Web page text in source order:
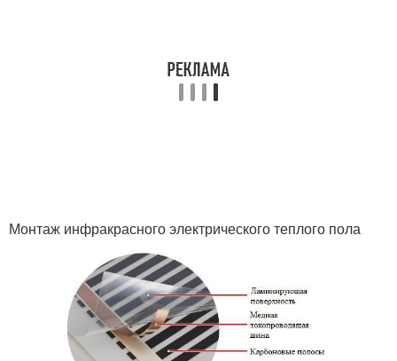
Монтаж инфракрасного электрического теплого пола